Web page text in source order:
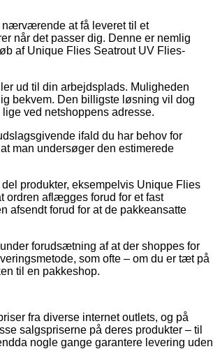
nærværende at få leveret til et
når det passer dig. Denne er nemlig
af Unique Flies Seatrout UV Flies-
ud til din arbejdsplads. Muligheden
bekvem. Den billigste løsning vil dog
ved netshoppens adresse.
ifald du har behov for
man undersøger den estimerede
produkter, eksempelvis Unique Flies
ordren aflægges forud for et fast
afsendt forud for at de pakkeansatte
forudsætning af at der shoppes for
som ofte – om du er tæt på
til en pakkeshop.
fra diverse internet outlets, og på
salgspriserne på deres produkter – til
nogle gange garantere levering uden